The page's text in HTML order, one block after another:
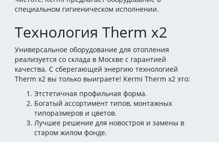
специальном гигиеническом исполнении.
Технология Therm x2
Универсальное оборудование для отопления
реализуется со склада в Москве с гарантией
качества. С сберегающей энергию технологией
Therm x2 вы только выиграете! Kermi Therm x2 это:
Этстетичная профильная форма.
Богатый ассортимент типов, монтажных
типоразмеров и цветов.
Лучшее решение для новостроя и замены в
старом жилом фонде.